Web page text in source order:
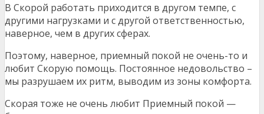
В Скорой работать приходится в другом темпе, с
другими нагрузками и с другой ответственностью,
наверное, чем в других сферах.
Поэтому, наверное, приемный покой не очень-то и
любит Скорую помощь. Постоянное недовольство –
мы разрушаем их ритм, выводим из зоны комфорта.
Скорая тоже не очень любит Приемный покой —